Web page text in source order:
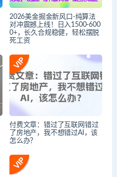
2026美金掘金新风口-纯算法
对冲震撼上线！日入1500-600
0+，长久合规稳健，轻松摆脱
死工资
付费文章：错过了互联网错过
了房地产，我不想错过AI，该
怎么办？